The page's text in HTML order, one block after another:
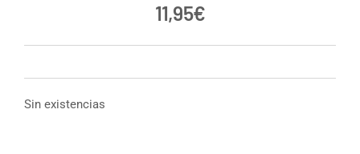
11,95€
Sin existencias